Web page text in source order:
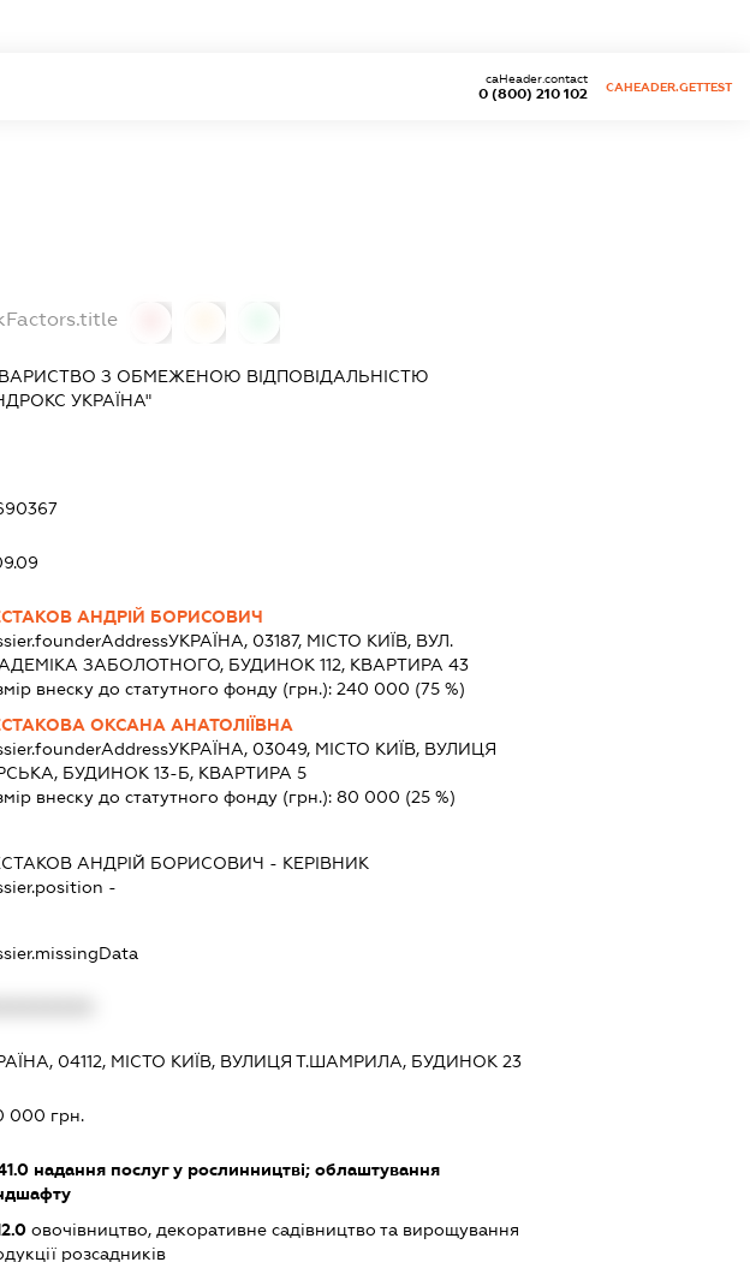
0 (800) 210 102
caHeader.contact
CAHEADER.GETTEST
З ОБМЕЖЕНОЮ ВІДПОВІДАЛЬНІСТЮ
УКРАЇНА"
АНДРІЙ БОРИСОВИЧ
УКРАЇНА, 03187, МІСТО КИЇВ, ВУЛ.
ЗАБОЛОТНОГО, БУДИНОК 112, КВАРТИРА 43
внеску до статутного фонду (грн.): 240 000 (75 %)
ОКСАНА АНАТОЛІЇВНА
УКРАЇНА, 03049, МІСТО КИЇВ, ВУЛИЦЯ
БУДИНОК 13-Б, КВАРТИРА 5
внеску до статутного фонду (грн.): 80 000 (25 %)
АНДРІЙ БОРИСОВИЧ - КЕРІВНИК
-
04112, МІСТО КИЇВ, ВУЛИЦЯ Т.ШАМРИЛА, БУДИНОК 23
000 грн.
надання послуг у рослинництві; облаштування
овочівництво, декоративне садівництво та вирощування
розсадників